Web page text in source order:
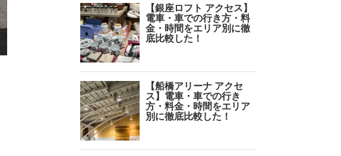
【銀座ロフト アクセス】
電車・車での行き方・料
金・時間をエリア別に徹
底比較した！
【船橋アリーナ アクセ
ス】電車・車での行き
方・料金・時間をエリア
別に徹底比較した！